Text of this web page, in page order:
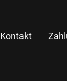
Kontakt